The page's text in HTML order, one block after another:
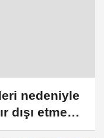
nedeniyle
dışı etme